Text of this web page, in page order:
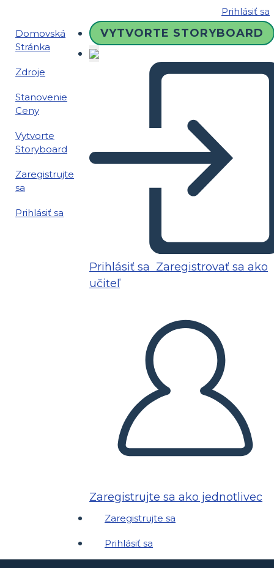
Prihlásiť sa
Domovská
Stránka
Zdroje
Stanovenie
Ceny
Vytvorte
Storyboard
Zaregistrujte
sa
Prihlásiť sa
VYTVORTE STORYBOARD
Prihlásiť sa Zaregistrovať sa ako
učiteľ
Zaregistrujte sa ako jednotlivec
Zaregistrujte sa
Prihlásiť sa